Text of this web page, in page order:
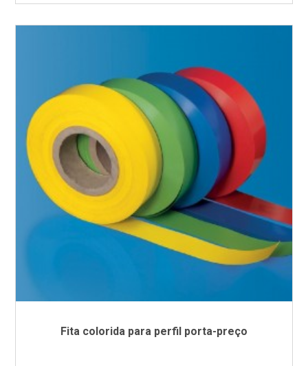
Fita colorida para perfil porta-preço